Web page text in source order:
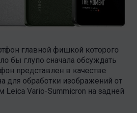
главной фишкой которого
бы глупо сначала обсуждать
представлен в качестве
для обработки изображений от
Leica Vario-Summicron на задней